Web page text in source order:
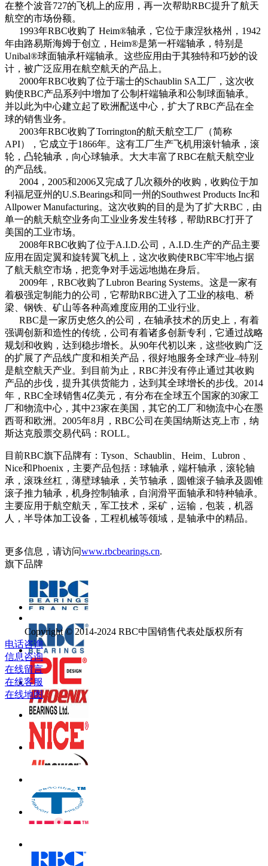
在整个波音727的飞机上的应用，再一次帮助RBC提升了航天
航空的市场份额。
1993年RBC收购了 Heim®轴承，它位于康涅狄格州，1942
年由路易斯海姆于创立，Heim®是第一杆端轴承，特别是
Unibal®球面轴承杆端轴承。这些应用由于其独特和巧妙的设
计，被广泛应用在航空航天的产品上。
2000年RBC收购了位于瑞士的Schaublin SA工厂，这次收
购使RBC产品系列中增加了公制杆端轴承和公制球面轴承。
并以此为中心建立起了欧洲配送中心，扩大了RBC产品在全
球的销售业务。
2003年RBC收购了Torrington的航天航空工厂（简称
API），它成立于1866年。这有工厂生产飞机用滚针轴承，滚
轮，凸轮轴承，向心球轴承。大大丰富了RBC在航天航空业
的产品线。
2004，2005和2006又完成了几次额外的收购，收购位于加
利福尼亚州的U.S.Bearings和同一州的Southwest Products Inc和
Allpower Manufacturing。这次收购的目的是为了扩大RBC，由
单一的航天航空业务向工业业务发生转移，帮助RBC打开了
美国的工业市场。
2008年RBC收购了位于A.I.D.公司，A.I.D.生产的产品主要
应用在固定翼和旋转翼飞机上，这次收购使RBC牢牢地占据
了航天航空市场，把竞争对手远远地抛在身后。
2009年，RBC收购了Lubron Bearing Systems。这是一家有
着极强定制能力的公司，它帮助RBC进入了工业的核电、桥
梁、钢铁、矿山等各种高难度应用的工业行业。
RBC是一家历史悠久的公司，在轴承技术的历史上，有着
强调创新和造性的传统，公司有着诸多创新专利，它通过战略
规划和收购，达到稳步增长。从90年代初以来，这些收购广泛
的扩展了产品线广度和相关产品，很好地服务全球产业–特别
是航空航天产业。到目前为止，RBC并没有停止通过其收购
产品的步伐，提升其供货能力，达到其全球增长的步伐。2014
年，RBC全球销售4亿美元，有分布在全球五个国家的30家工
厂和物流中心，其中23家在美国，其它的工厂和物流中心在墨
西哥和欧洲。2005年8月，RBC公司在美国纳斯达克上市，纳
斯达克股票交易代码：ROLL。
目前RBC旗下品牌有：Tyson、Schaublin、Heim、Lubron 、
Nice和Phoenix，主要产品包括：球轴承，端杆轴承，滚轮轴
承，滚珠丝杠，薄壁球轴承，关节轴承，圆锥滚子轴承及圆锥
滚子推力轴承，机身控制轴承，自润滑平面轴承和特种轴承。
主要应用于航空航天，军工技术，采矿，运输，包装，机器
人，半导体加工设备，工程机械等领域，是轴承中的精品。
更多信息，请访问www.rbcbearings.cn.
旗下品牌
Copyright © 2014-2024 RBC中国销售代表处版权所有
电话咨询
信息咨询
在线留言
在线客服
在线地图